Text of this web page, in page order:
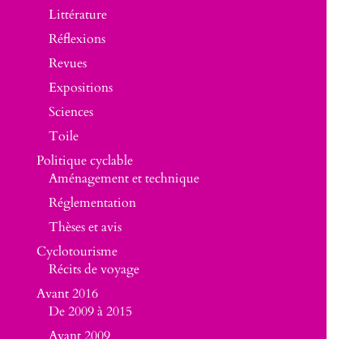
Littérature
Réflexions
Revues
Expositions
Sciences
Toile
Politique cyclable
Aménagement et technique
Réglementation
Thèses et avis
Cyclotourisme
Récits de voyage
Avant 2016
De 2009 à 2015